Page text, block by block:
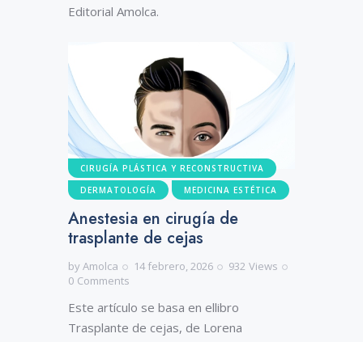
Editorial Amolca.
CIRUGÍA PLÁSTICA Y RECONSTRUCTIVA
DERMATOLOGÍA
MEDICINA ESTÉTICA
Anestesia en cirugía de
trasplante de cejas
byAmolca 14 febrero, 2026 932 Views
0 Comments
Este artículo se basa en ellibro
Trasplante de cejas, de Lorena